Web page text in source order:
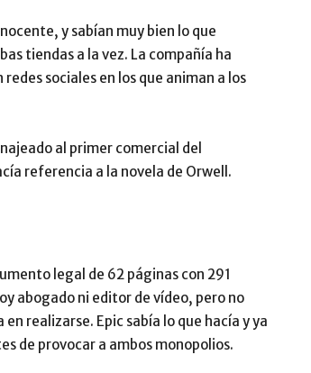
y sabían muy bien lo que
tiendas a la vez. La compañía ha
sociales en los que animan a los
al primer comercial del
referencia a la novela de Orwell.
legal de 62 páginas con 291
abogado ni editor de vídeo, pero no
realizarse. Epic sabía lo que hacía y ya
de provocar a ambos monopolios.